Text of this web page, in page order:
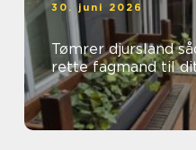
30. juni 2026
Tømrer djursland sådan vælger du den
rette fagmand til